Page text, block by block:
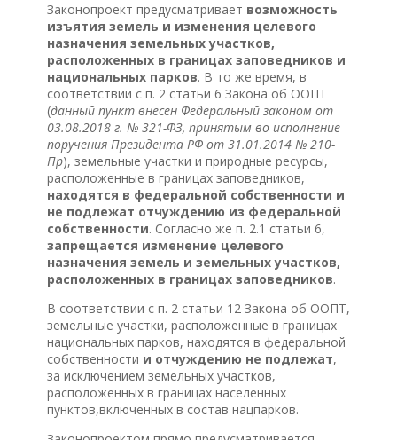
Законопроект предусматривает возможность
изъятия земель и изменения целевого
назначения земельных участков,
расположенных в границах заповедников и
национальных парков. В то же время, в
соответствии с п. 2 статьи 6 Закона об ООПТ
(данный пункт внесен Федеральный законом от
03.08.2018 г. № 321-ФЗ, принятым во исполнение
поручения Президента РФ от 31.01.2014 № 210-
Пр), земельные участки и природные ресурсы,
расположенные в границах заповедников,
находятся в федеральной собственности и
не подлежат отчуждению из федеральной
собственности. Согласно же п. 2.1 статьи 6,
запрещается изменение целевого
назначения земель и земельных участков,
расположенных в границах заповедников.
В соответствии с п. 2 статьи 12 Закона об ООПТ,
земельные участки, расположенные в границах
национальных парков, находятся в федеральной
собственности и отчуждению не подлежат,
за исключением земельных участков,
расположенных в границах населенных
пунктов,включенных в состав нацпарков.